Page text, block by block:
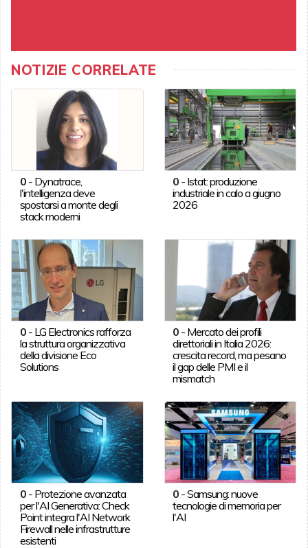
NOTIZIE CORRELATE
0- Dynatrace,
l'intelligenza deve
spostarsi a monte degli
stack moderni
0 - Istat: produzione
industriale in calo a giugno
2026
0- LG Electronics rafforza
la struttura organizzativa
della divisione Eco
Solutions
0 - Mercato dei profili
direttoriali in Italia 2026:
crescita record, ma pesano
il gap delle PMI e il
mismatch
0- Protezione avanzata
per l'AI Generativa: Check
Point integra l'AI Network
Firewall nelle infrastrutture
esistenti
0 -Samsung: nuove
tecnologie di memoria per
l'AI